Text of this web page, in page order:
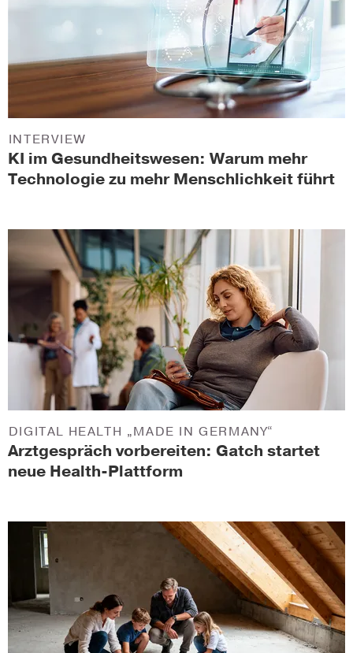
KI im Gesundheitswesen: Warum mehr
Technologie zu mehr Menschlichkeit führt
INTERVIEW
Arztgespräch vorbereiten: Gatch startet
neue Health-Plattform
DIGITAL HEALTH „MADE IN GERMANY“